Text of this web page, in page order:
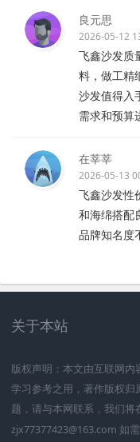
良元思
2026-05-12
飞鑫沙发质
料，做工精
沙发值得入
需求和预算
在莘莘
2026-05-13
飞鑫沙发性
和海绵搭配
品牌知名度
关于本站
版权声明：本文由互联网
学习参考之用，著作版权归
题，请与本网联系，我们将
zjx77377423@163.com 如